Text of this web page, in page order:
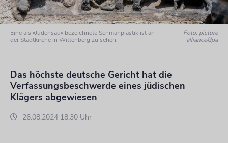
Eine als »Judensau« bezeichnete Schmähplastik ist an
der Stadtkirche in Wittenberg zu sehen.
Foto: picture
alliance/dpa
Das höchste deutsche Gericht hat die
Verfassungsbeschwerde eines jüdischen
Klägers abgewiesen
26.08.2024 18:30 Uhr